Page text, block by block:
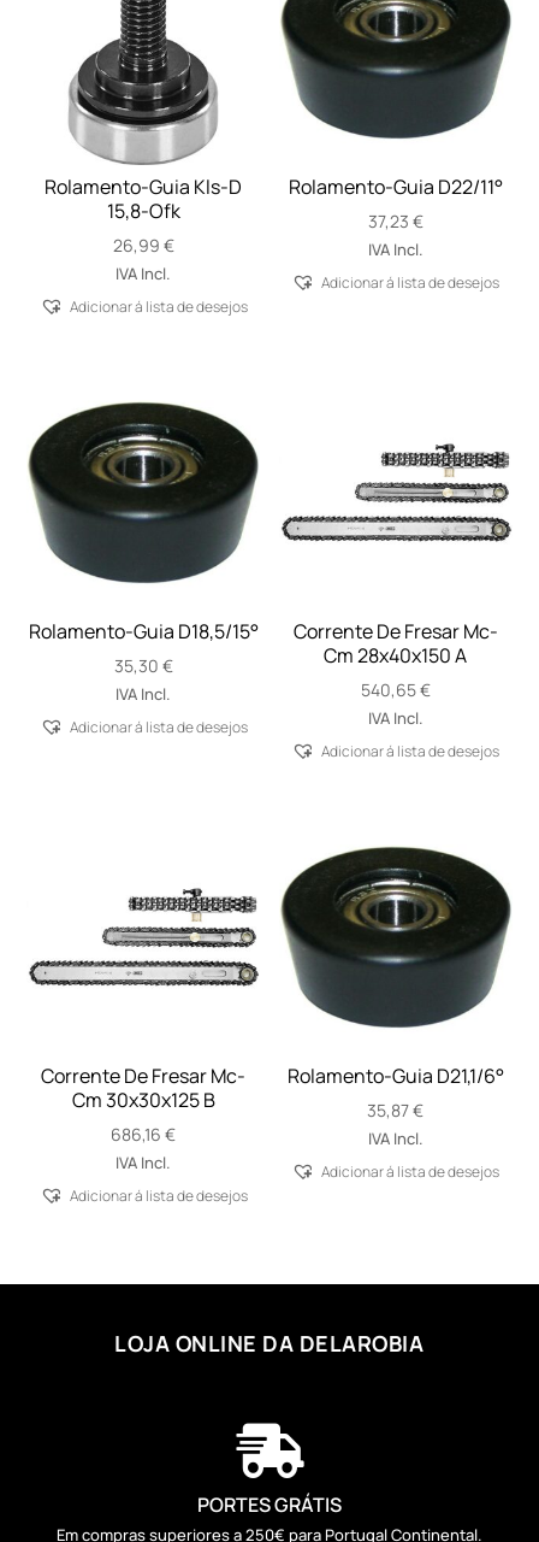
Rolamento-Guia Kls-D
15,8-Ofk
26,99 €
IVA Incl.
Adicionar á lista de desejos
Rolamento-Guia D22/11°
37,23 €
IVA Incl.
Adicionar á lista de desejos
Rolamento-Guia D18,5/15°
35,30 €
IVA Incl.
Adicionar á lista de desejos
Corrente De Fresar Mc-
Cm 28x40x150 A
540,65€
IVA Incl.
Adicionar á lista de desejos
Corrente De Fresar Mc-
Cm 30x30x125 B
686,16€
IVA Incl.
Adicionar á lista de desejos
Rolamento-Guia D21,1/6°
35,87€
IVA Incl.
Adicionar á lista de desejos
LOJA ONLINE DA DELAROBIA

PORTES GRÁTIS
Em compras superiores a 250€ para Portugal Continental.